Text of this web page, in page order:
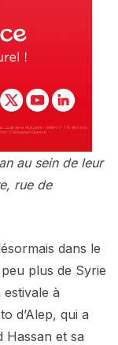
au sein de leur
rue de
dans le
plus de Syrie
estivale à
d’Alep, qui a
Hassan et sa